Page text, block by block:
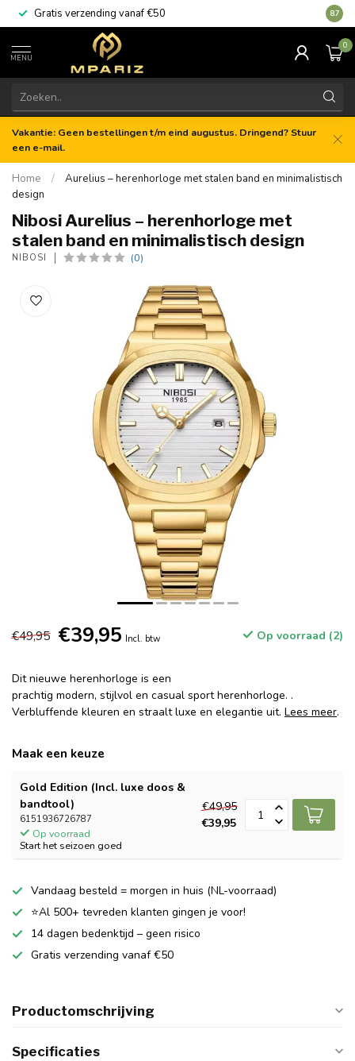
Gratis verzending vanaf €50 8.7
MENU
0
Vakantie: Geen bestellingen t/m eind augustus. Dringend? Stuur
een e-mail.
Home /
Aurelius – herenhorloge met stalen band en minimalistisch
design
Nibosi Aurelius – herenhorloge met
stalen band en minimalistisch design
NIBOSI (0)
€49,95 €39,95 Incl. btw Op voorraad (2)
Dit nieuwe herenhorloge is een
prachtig modern, stijlvol en casual sport herenhorloge. .
Verbluffende kleuren en straalt luxe en elegantie uit. Lees meer.
Maak een keuze
Gold Edition (Incl. luxe doos &
bandtool)
6151936726787
Op voorraad
Start het seizoen goed
€49,95
€39,95
Vandaag besteld = morgen in huis (NL-voorraad)
⭐Al 500+ tevreden klanten gingen je voor!
14 dagen bedenktijd – geen risico
Gratis verzending vanaf €50
Productomschrijving
Specificaties